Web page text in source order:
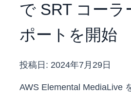
で SRT コーラ
ポートを開始
投稿日: 2024年7月29日
AWS Elemental MediaLive